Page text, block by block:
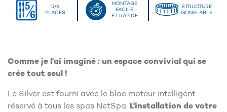
5/6
PLACES
MONTAGE
FACILE
ET RAPIDE
STRUCTURE
GONFLABLE
Comme je l'ai imaginé : un espace convivial qui se
crée tout seul !
Le Silver est fourni avec le bloc moteur intelligent
réservé à tous les spas NetSpa. L'installation de votre